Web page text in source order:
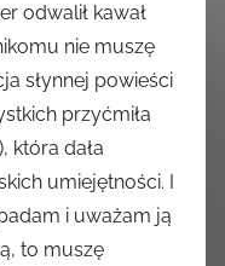
odwalił kawał
nie muszę
słynnej powieści
przyćmiła
która dała
umiejętności. I
i uważam ją
to muszę